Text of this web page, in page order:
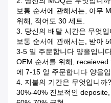
보통 순서에 관해서는, 아무
위해, 적어도 30 세트.
3. 당신의 배달 시간은 무엇
보통 순서에 관해서는, 받아
3-5 일 주문합니다 양을입니
OEM 순서를 위해,
에 7-15 일 주문합니다 양을
4. 지불의 기간은 무엇입니까?
30%-40% 진보적인